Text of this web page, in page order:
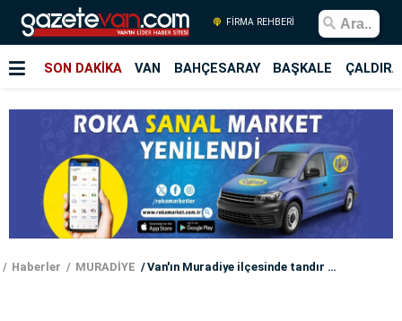
FİRMA REHBERİ
SON DAKİKA VAN BAHÇESARAY BAŞKALE
Haberler MURADİYE Van'ın Muradiye ilçesinde tandır evi yangını